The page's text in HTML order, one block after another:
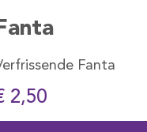
Sprite
Verfrissende Sprite
€ 2,50